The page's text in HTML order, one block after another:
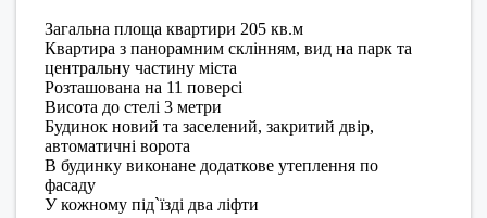
Загальна площа квартири 205 кв.м
Квартира з панорамним склінням, вид на парк та
центральну частину міста
Розташована на 11 поверсі
Висота до стелі 3 метри
Будинок новий та заселений, закритий двір,
автоматичні ворота
В будинку виконане додаткове утеплення по
фасаду
У кожному під`їзді два ліфти